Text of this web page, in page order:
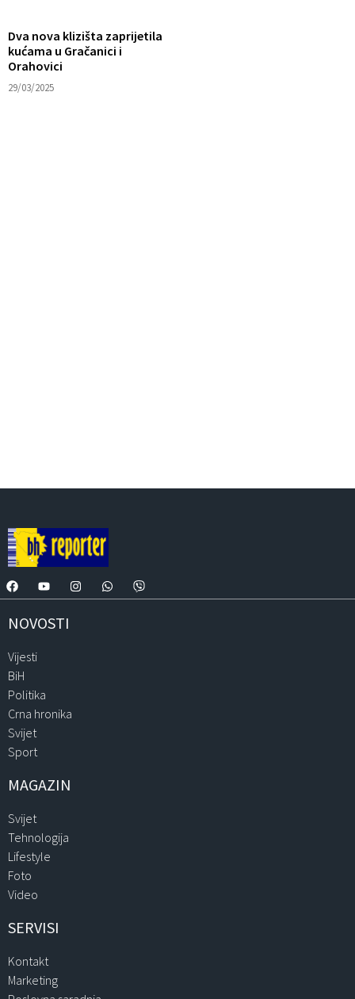
Dva nova klizišta zaprijetila
kućama u Gračanici i
Orahovici
29/03/2025
NOVOSTI
Vijesti
BiH
Politika
Crna hronika
Svijet
Sport
MAGAZIN
Svijet
Tehnologija
Lifestyle
Foto
Video
SERVISI
Kontakt
Marketing